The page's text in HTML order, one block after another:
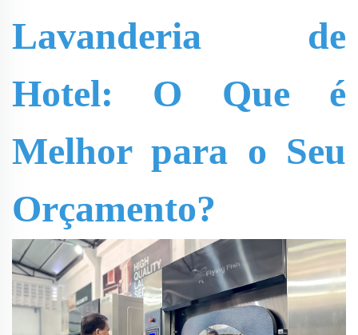
Lavanderia de
Hotel: O Que é
Melhor para o Seu
Orçamento?